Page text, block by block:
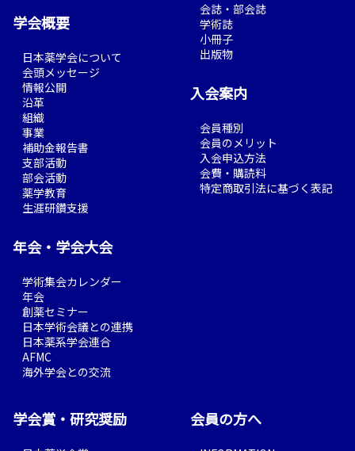
学会概要
日本薬学会について
会頭メッセージ
情報公開
沿革
組織
事業
補助金報告書
支部活動
部会活動
薬学教育
生涯研鑽支援
年会・学会大会
学術集会カレンダー
年会
創薬セミナー
日本学術会議との連携
日本薬系学会連合
AFMC
海外学会との交流
会誌・部会誌
学術誌
小冊子
出版物
入会案内
会員種別
会員のメリット
入会申込方法
会費・購読料
特定商取引法に基づく表記
学会賞・研究奨励 会員の方へ